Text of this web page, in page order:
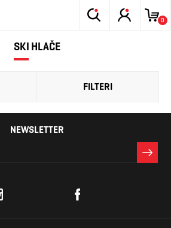
0
SKI HLAČE
FILTERI
NEWSLETTER